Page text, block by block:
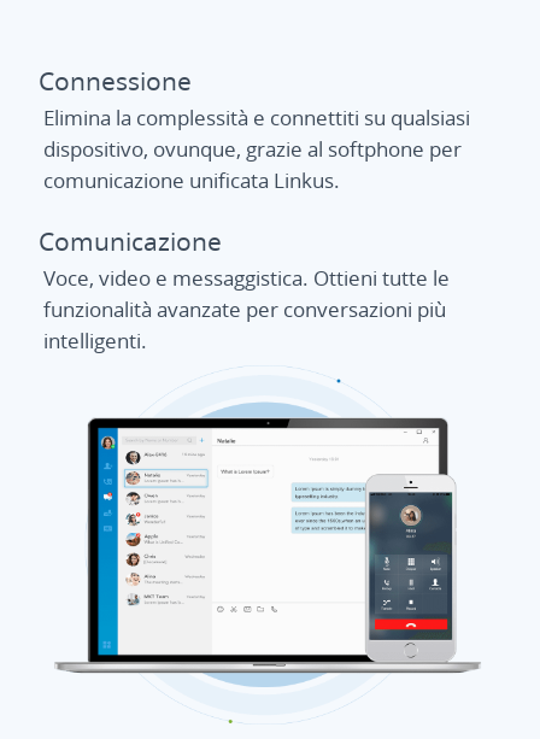
Connessione
Elimina la complessità e connettiti su qualsiasi
dispositivo, ovunque, grazie al softphone per
comunicazione unificata Linkus.
Comunicazione
Voce, video e messaggistica. Ottieni tutte le
funzionalità avanzate per conversazioni più
intelligenti.